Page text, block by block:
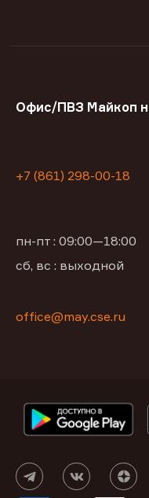
Офис/ПВЗ Майкоп
+7 (861) 298-00-18
пн-пт : 09:00—18:00
сб, вс : выходной
office@may.cse.ru